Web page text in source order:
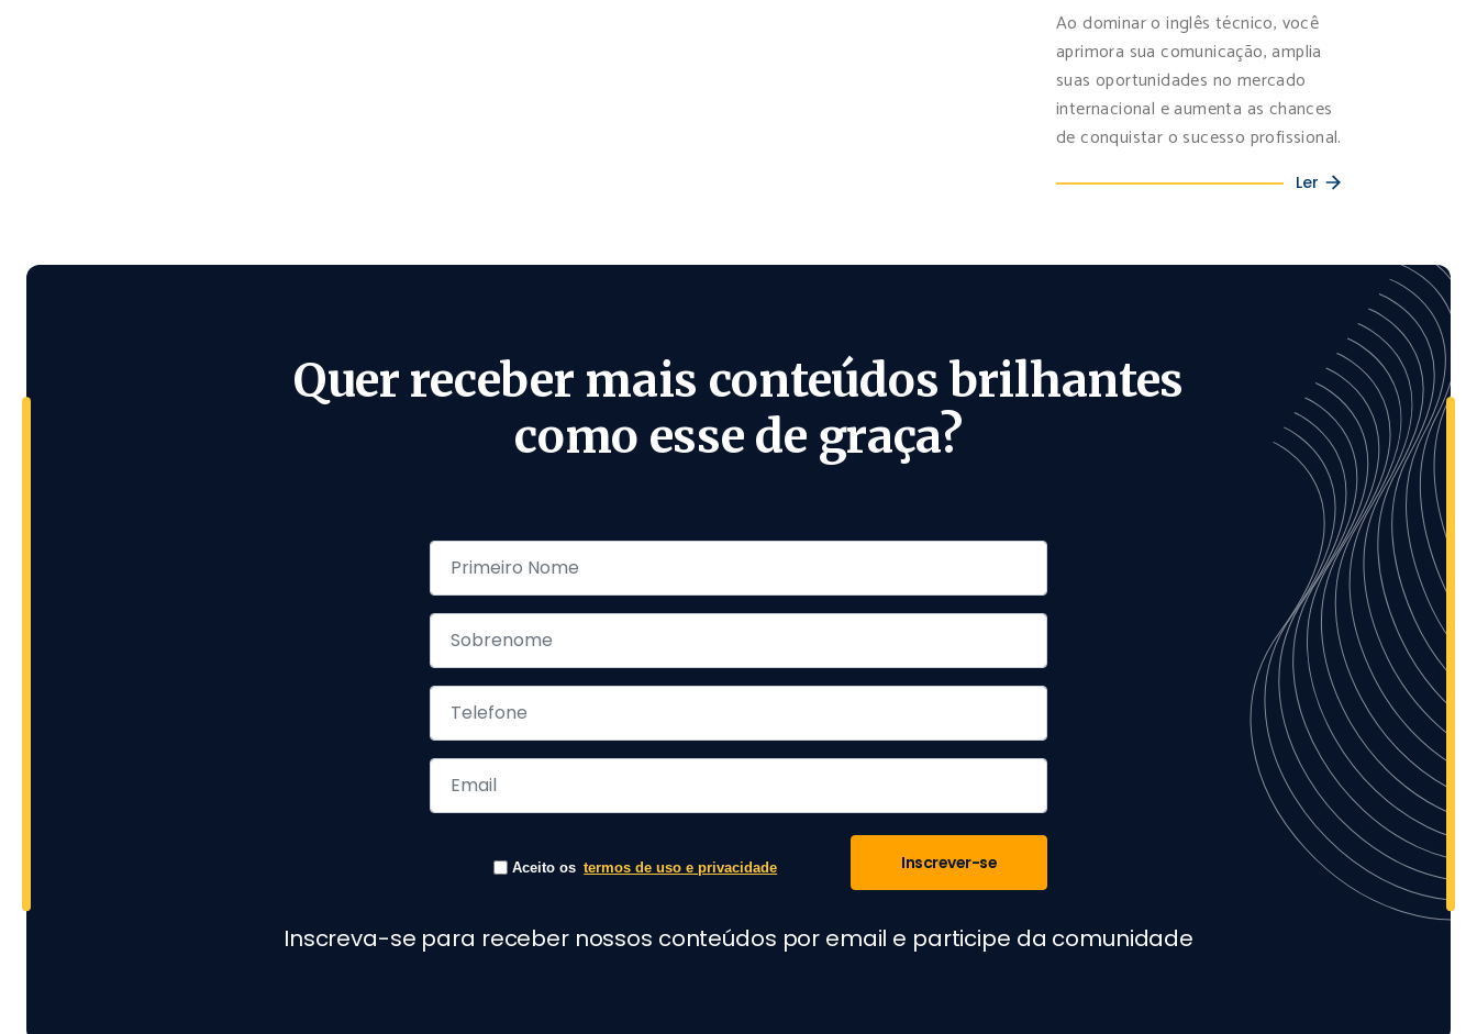
Ao dominar o inglês técnico, você
aprimora sua comunicação, amplia
suas oportunidades no mercado
internacional e aumenta as chances
de conquistar o sucesso profissional.
Ler
Quer receber mais conteúdos brilhantes
como esse de graça?
Aceito os termos de uso e privacidade Inscrever-se
Inscreva-se para receber nossos conteúdos por email e participe da comunidade